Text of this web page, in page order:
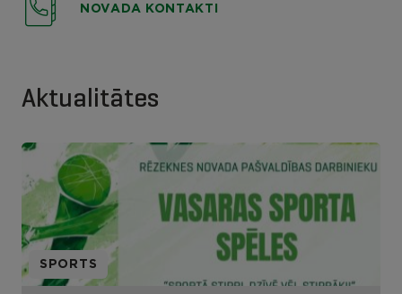
NOVADA KONTAKTI
Aktualitātes
SPORTS